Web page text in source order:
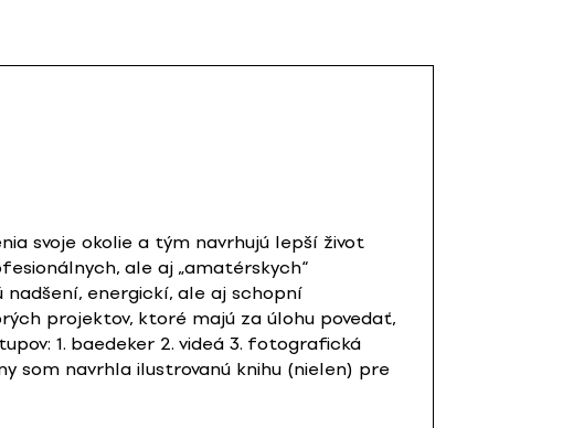
svoje okolie a tým navrhujú lepší život
ale aj „amatérskych“
energickí, ale aj schopní
projektov, ktoré majú za úlohu povedať,
1. baedeker 2. videá 3. fotografická
som navrhla ilustrovanú knihu (nielen) pre